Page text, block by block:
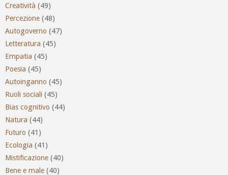
Creatività (49)
Percezione (48)
Autogoverno (47)
Letteratura (45)
Empatia (45)
Poesia (45)
Autoinganno (45)
Ruoli sociali (45)
Bias cognitivo (44)
Natura (44)
Futuro (41)
Ecologia (41)
Mistificazione (40)
Bene e male (40)